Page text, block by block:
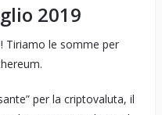
2019
Tiriamo le somme per
per la criptovaluta, il